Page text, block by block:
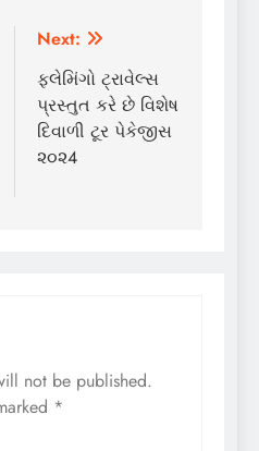
Next:
ફ્લેમિંગો ટ્રાવેલ્સ
પ્રસ્તુત કરે છે વિશેષ
દિવાળી ટૂર પેકેજીસ
૨૦૨4
not be published.
*